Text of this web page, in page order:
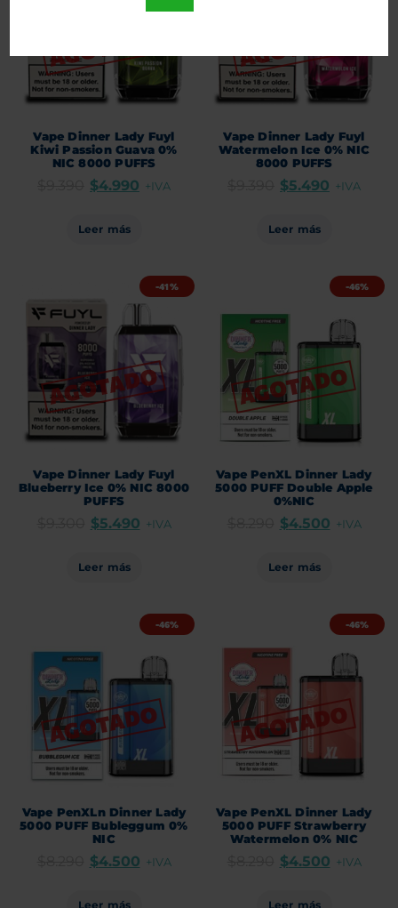
Vape Dinner Lady Fuyl
Kiwi Passion Guava 0%
NIC 8000 PUFFS
$4.990 +IVA
Leer más
Vape Dinner Lady Fuyl
Watermelon Ice 0% NIC
8000 PUFFS
$5.490 +IVA
Leer más
-41%
Vape Dinner Lady Fuyl
Blueberry Ice 0% NIC 8000
PUFFS
$5.490 +IVA
Leer más
-46%
Vape PenXL Dinner Lady
5000 PUFF Double Apple
0%NIC
$4.500 +IVA
Leer más
-46%
Vape PenXLn Dinner Lady
5000 PUFF Bubleggum 0%
NIC
$4.500 +IVA
Leer más
-46%
Vape PenXL Dinner Lady
5000 PUFF Strawberry
Watermelon 0% NIC
$4.500 +IVA
Leer más